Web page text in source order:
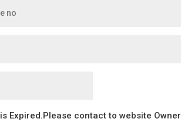
Expired.Please contact to website Owner